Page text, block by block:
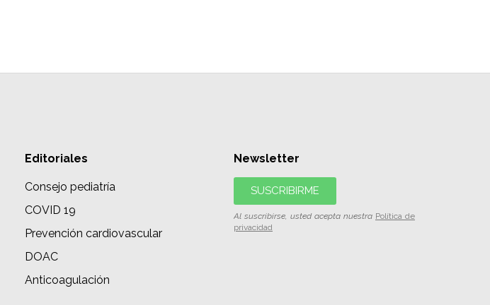
Editoriales
Consejo pediatría
COVID 19
Prevención cardiovascular
DOAC
Anticoagulación
Newsletter
SUSCRIBIRME
Al suscribirse, usted acepta nuestra Política de
privacidad